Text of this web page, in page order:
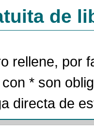
de
rellene, por
* son
directa de